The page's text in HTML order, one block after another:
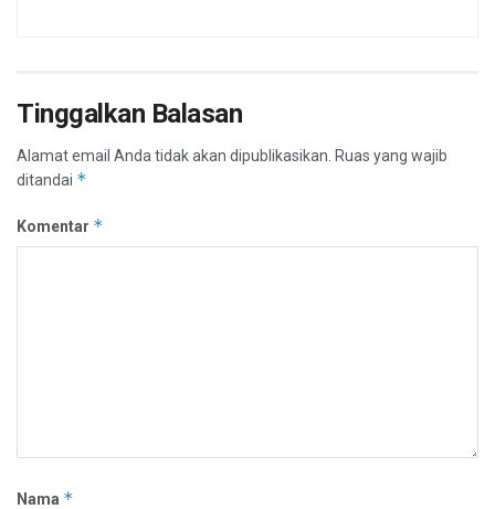
Tinggalkan Balasan
Alamat email Anda tidak akan dipublikasikan. Ruas yang wajib
ditandai *
Komentar *
Nama *